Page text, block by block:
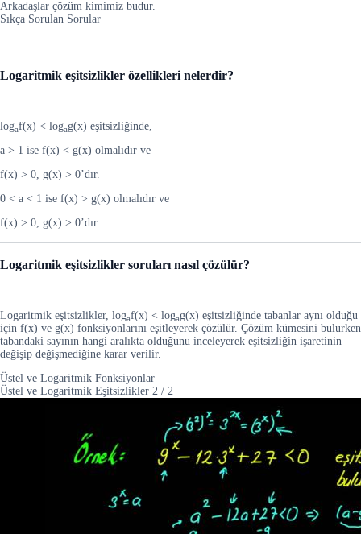
Arkadaşlar çözüm kimimiz budur.
Sıkça Sorulan Sorular
Logaritmik eşitsizlikler özellikleri nelerdir?
logaf(x) < logag(x) eşitsizliğinde,
a > 1 ise f(x) < g(x) olmalıdır ve
f(x) > 0, g(x) > 0’dır.
0 < a < 1 ise f(x) > g(x) olmalıdır ve
f(x) > 0, g(x) > 0’dır.
Logaritmik eşitsizlikler soruları nasıl çözülür?
Logaritmik eşitsizlikler, logaf(x) < logag(x) eşitsizliğinde tabanlar aynı olduğu
için f(x) ve g(x) fonksiyonlarını eşitleyerek çözülür. Çözüm kümesini bulurken
tabandaki sayının hangi aralıkta olduğunu inceleyerek eşitsizliğin işaretinin
değişip değişmediğine karar verilir.
Üstel ve Logaritmik Fonksiyonlar
Üstel ve Logaritmik Eşitsizlikler 2 / 2